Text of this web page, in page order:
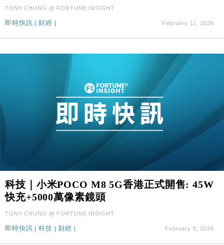
TONY CHUNG @ FORTUNE INSIGHT
即時快訊 | 財經 | February 11, 2026
科技｜小米POCO M8 5G香港正式開售: 45W
快充+5000萬像素鏡頭
TONY CHUNG @ FORTUNE INSIGHT
即時快訊 |科技 財經 February 5, 2026